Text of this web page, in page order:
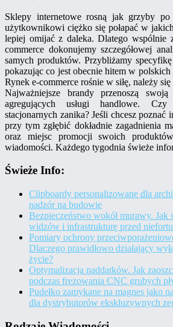
Sklepy internetowe rosną jak grzyby po
użytkownikowi ciężko się połapać w
lepiej omijać z daleka. Dlatego wspólnie
commerce dokonujemy szczegółowej
samych produktów. Przybliżamy
pokazując co jest obecnie hitem w
Rynek e-commerce rośnie w siłę, należy
Najważniejsze brandy przenoszą
agregujących usługi handlowe.
stacjonarnych zanika? Jeśli chcesz poznać
przy tym zgłębić dokładnie zagadnienia
oraz miejsc promocji swoich
wiadomości. Każdego tygodnia świeże
Świeże Info:
Clipboardy personalizowane dla
nadzór na budowie
Bezpieczeństwo wokół murawy. Jak
widzów i infrastrukturę przed
Pomiary ochrony
Dlaczego prawidłowo działający
życie?
Optymalizacja naddatków. Jak
podczas frezowania CNC grubych
Pudełko zamykane na magnes jako
dla dystrybutorów ekskluzywnych